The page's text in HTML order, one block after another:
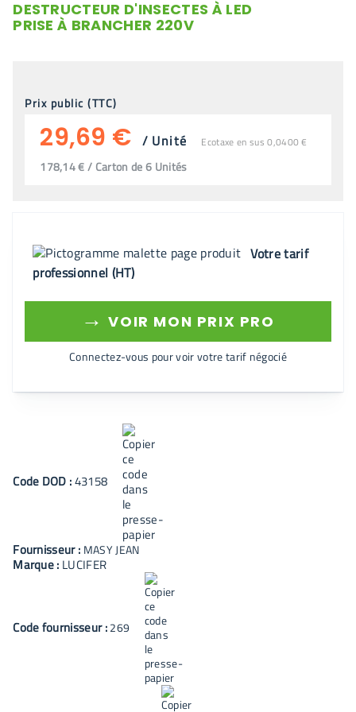
DESTRUCTEUR D'INSECTES À LED
PRISE À BRANCHER 220V
Prix public (TTC)
29,69 € / Unité Ecotaxe en sus 0,0400 €
178,14 € / Carton de 6 Unités
Votre tarif
professionnel (HT)
→ VOIR MON PRIX PRO
Connectez-vous pour voir votre tarif négocié
Code DOD :43158
Fournisseur : MASY JEAN
Marque : LUCIFER
Code fournisseur :269